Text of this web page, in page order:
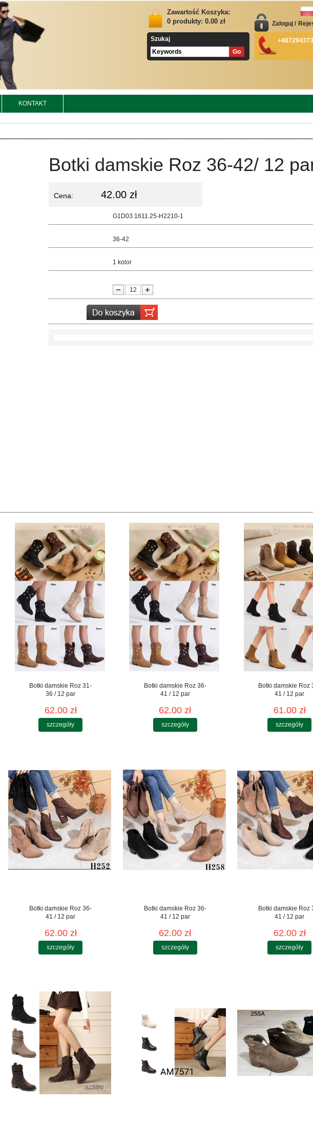
Zawartość Koszyka:
0 produkty: 0.00 zł
Szukaj
Zaloguj /
KONTAKT
Botki damskie Roz 36-42/ 12
Cena: 42.00 zł
G1D03.1611.25-H2210-1
36-42
1 kolor
Botki damskie Roz 31-
36 / 12 par
62.00 zł
szczegóły
Botki damskie Roz 36-
41 / 12 par
62.00 zł
szczegóły
Botki damskie Roz
41 / 12 par
61.00 zł
szczegóły
Botki damskie Roz 36-
41 / 12 par
62.00 zł
szczegóły
Botki damskie Roz 36-
41 / 12 par
62.00 zł
szczegóły
Botki damskie Roz
41 / 12 par
62.00 zł
szczegóły